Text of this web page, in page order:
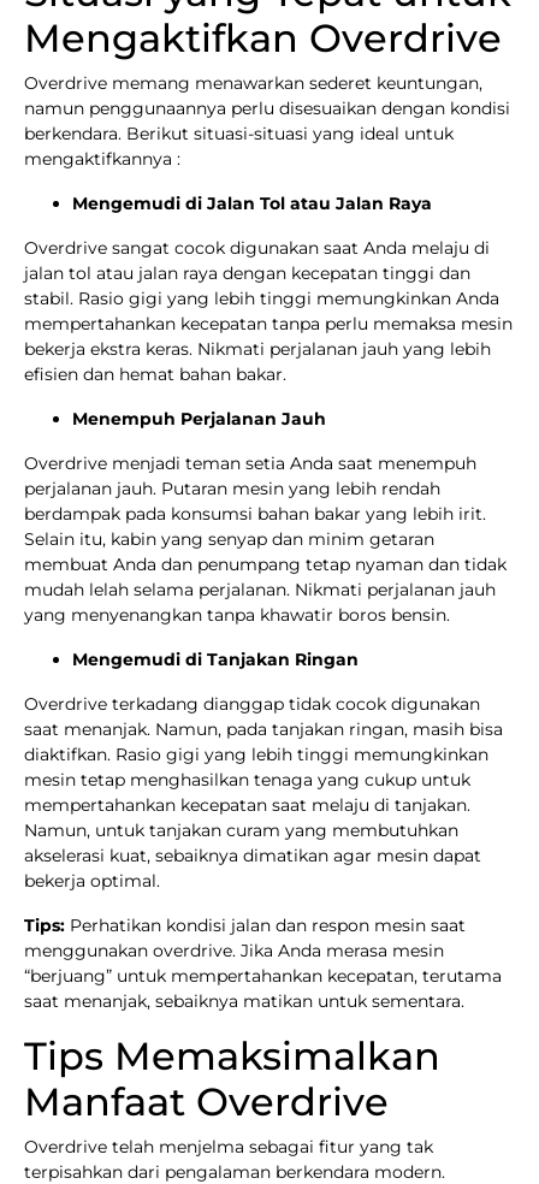
Mengaktifkan Overdrive
Overdrive memang menawarkan sederet keuntungan,
namun penggunaannya perlu disesuaikan dengan kondisi
berkendara. Berikut situasi-situasi yang ideal untuk
mengaktifkannya :
Mengemudi di Jalan Tol atau Jalan Raya
Overdrive sangat cocok digunakan saat Anda melaju di
jalan tol atau jalan raya dengan kecepatan tinggi dan
stabil. Rasio gigi yang lebih tinggi memungkinkan Anda
mempertahankan kecepatan tanpa perlu memaksa mesin
bekerja ekstra keras. Nikmati perjalanan jauh yang lebih
efisien dan hemat bahan bakar.
Menempuh Perjalanan Jauh
Overdrive menjadi teman setia Anda saat menempuh
perjalanan jauh. Putaran mesin yang lebih rendah
berdampak pada konsumsi bahan bakar yang lebih irit.
Selain itu, kabin yang senyap dan minim getaran
membuat Anda dan penumpang tetap nyaman dan tidak
mudah lelah selama perjalanan. Nikmati perjalanan jauh
yang menyenangkan tanpa khawatir boros bensin.
Mengemudi di Tanjakan Ringan
Overdrive terkadang dianggap tidak cocok digunakan
saat menanjak. Namun, pada tanjakan ringan, masih bisa
diaktifkan. Rasio gigi yang lebih tinggi memungkinkan
mesin tetap menghasilkan tenaga yang cukup untuk
mempertahankan kecepatan saat melaju di tanjakan.
Namun, untuk tanjakan curam yang membutuhkan
akselerasi kuat, sebaiknya dimatikan agar mesin dapat
bekerja optimal.
Tips: Perhatikan kondisi jalan dan respon mesin saat
menggunakan overdrive. Jika Anda merasa mesin
“berjuang” untuk mempertahankan kecepatan, terutama
saat menanjak, sebaiknya matikan untuk sementara.
Tips Memaksimalkan
Manfaat Overdrive
Overdrive telah menjelma sebagai fitur yang tak
terpisahkan dari pengalaman berkendara modern.